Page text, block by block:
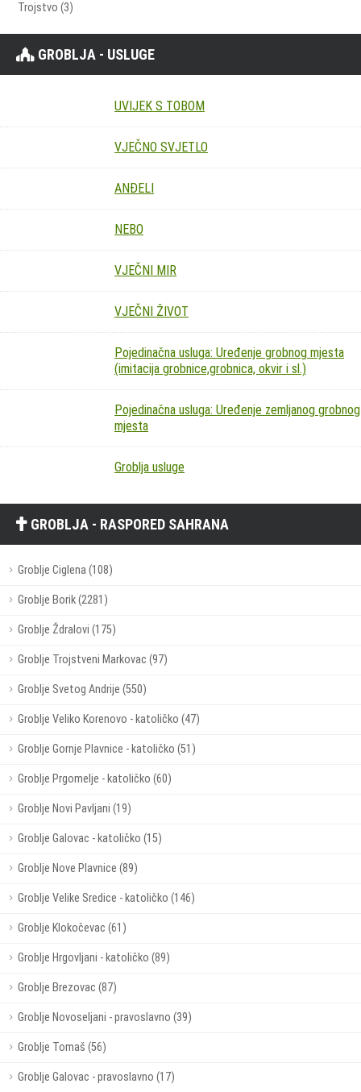
Trojstvo (3)
GROBLJA - USLUGE
UVIJEK S TOBOM
VJEČNO SVJETLO
ANĐELI
NEBO
VJEČNI MIR
VJEČNI ŽIVOT
Pojedinačna usluga: Uređenje grobnog mjesta
(imitacija grobnice,grobnica, okvir i sl.)
Pojedinačna usluga: Uređenje zemljanog grobnog
mjesta
Groblja usluge
GROBLJA - RASPORED SAHRANA
Groblje Ciglena (108)
Groblje Borik (2281)
Groblje Ždralovi (175)
Groblje Trojstveni Markovac (97)
Groblje Svetog Andrije (550)
Groblje Veliko Korenovo - katoličko (47)
Groblje Gornje Plavnice - katoličko (51)
Groblje Prgomelje - katoličko (60)
Groblje Novi Pavljani (19)
Groblje Galovac - katoličko (15)
Groblje Nove Plavnice (89)
Groblje Velike Sredice - katoličko (146)
Groblje Klokočevac (61)
Groblje Hrgovljani - katoličko (89)
Groblje Brezovac (87)
Groblje Novoseljani - pravoslavno (39)
Groblje Tomaš (56)
Groblje Galovac - pravoslavno (17)